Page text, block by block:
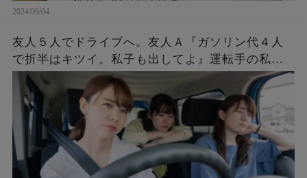
2024/09/04
友人５人でドライブへ。友人Ａ『ガソリン代４人
で折半はキツイ。私子も出してよ』運転手の私
「ＯＫ。その代わりもうＡは私の車に乗せない、
今すぐ降りて」Ａ『！？』→すると・・・